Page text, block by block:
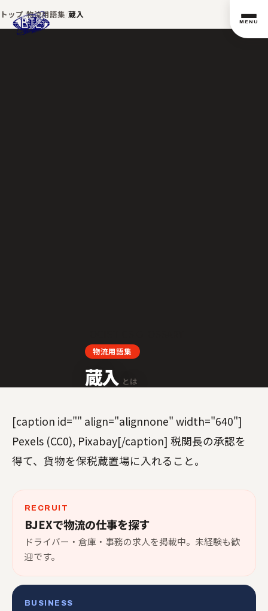
MENU
トップ 物流用語集 蔵入
物流用語集
蔵入 とは
[caption id="" align="alignnone" width="640"]
Pexels (CC0), Pixabay[/caption] 税関長の承認を
得て、貨物を保税蔵置場に入れること。
RECRUIT
BJEXで物流の仕事を探す
ドライバー・倉庫・事務の求人を掲載中。未経験も歓
迎です。
BUSINESS